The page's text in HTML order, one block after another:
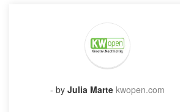
- by Julia Marte kwopen.com